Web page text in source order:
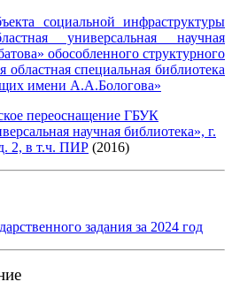
социальной инфраструктуры
универсальная научная
обособленного структурного
областная специальная библиотека
имени А.А.Бологова»
переоснащение ГБУК
научная библиотека», г.
2, в т.ч. ПИР (2016)
задания за 2024 год